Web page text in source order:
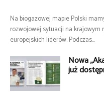
Na biogazowej mapie Polski
rozwojowej sytuacji na krajowym
europejskich liderów. Podczas...
Nowa
już